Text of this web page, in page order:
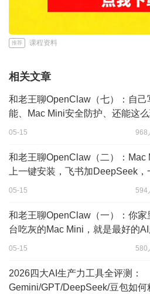
推荐 课程资料
相关文章
和老王聊OpenClaw（七）：自己
能、Mac Mini安全防护、还能这
05-15 968
和老王聊OpenClaw（二）：Mac
上一键安装，飞书加DeepSeek，
短剧的时间搞定
05-15 594
和老王聊OpenClaw（一）：你家
台吃灰的Mac Mini，就是最好的AI
器
05-15 580
2026四大AI生产力工具全评测：
Gemini/GPT/DeepSeek/豆包如何